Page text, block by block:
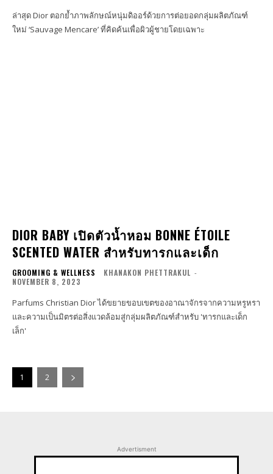
ล่าสุด Dior ตอกย้ำภาพลักษณ์หนุ่มดิออร์ด้วยการต่อยอดกลุ่มผลิตภัณฑ์
ใหม่ ‘Sauvage Mencare’ ที่คิดค้นเพื่อผิวผู้ชายโดยเฉพาะ
DIOR BABY เปิดตัวน้ำหอม BONNE ÉTOILE
SCENTED WATER สำหรับทารกและเด็ก
GROOMING & WELLNESS KHANAKON PHETTRAKUL -
NOVEMBER 8, 2023
Parfums Christian Dior ได้ขยายขอบเขตของอาณาจักรจากความหรูหรา
และความเป็นมิตรต่อสิ่งแวดล้อมสู่กลุ่มผลิตภัณฑ์สำหรับ 'ทารกและเด็ก
เล็ก'
1 2
Advertisment